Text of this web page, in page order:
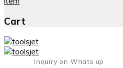
Cart
Inquiry on Whats up